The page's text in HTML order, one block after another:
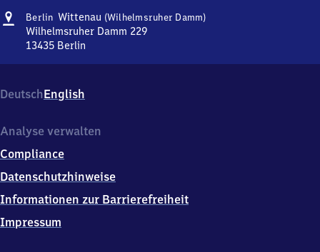
Adresse
Berlin Wittenau (Wilhelmsruher Damm)Berlin-
Wilhelmsruher Damm 229
13435 Berlin
(Wilhelmsruher
Damm),
Damm
1
3
3
5
Berlin
DeutschEnglish
Analyse verwalten
Compliance
Datenschutzhinweise
Informationen zur Barrierefreiheit
Impressum